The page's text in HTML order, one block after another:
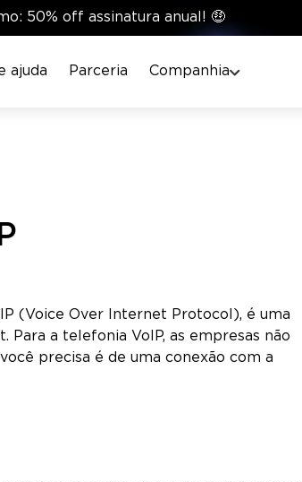
50% off assinatura anual! 🤑
ajuda Parceria Companhia
(Voice Over Internet Protocol), é uma
a telefonia VoIP, as empresas não
precisa é de uma conexão com a